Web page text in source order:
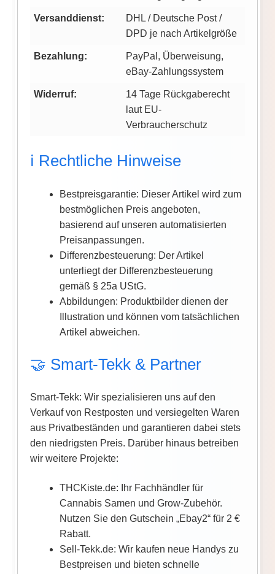
Versanddienst:
DHL / Deutsche Post /
DPD je nach Artikelgröße
Bezahlung:
PayPal, Überweisung,
eBay-Zahlungssystem
Widerruf:
14 Tage Rückgaberecht
laut EU-
Verbraucherschutz
ℹ️ Rechtliche Hinweise
Bestpreisgarantie: Dieser Artikel wird zum
bestmöglichen Preis angeboten,
basierend auf unseren automatisierten
Preisanpassungen.
Differenzbesteuerung: Der Artikel
unterliegt der Differenzbesteuerung
gemäß § 25a UStG.
Abbildungen: Produktbilder dienen der
Illustration und können vom tatsächlichen
Artikel abweichen.
🤝 Smart-Tekk & Partner
Smart-Tekk: Wir spezialisieren uns auf den
Verkauf von Restposten und versiegelten Waren
aus Privatbeständen und garantieren dabei stets
den niedrigsten Preis. Darüber hinaus betreiben
wir weitere Projekte:
THCKiste.de: Ihr Fachhändler für
Cannabis Samen und Grow-Zubehör.
Nutzen Sie den Gutschein „Ebay2“ für 2 €
Rabatt.
Sell-Tekk.de: Wir kaufen neue Handys zu
Bestpreisen und bieten schnelle